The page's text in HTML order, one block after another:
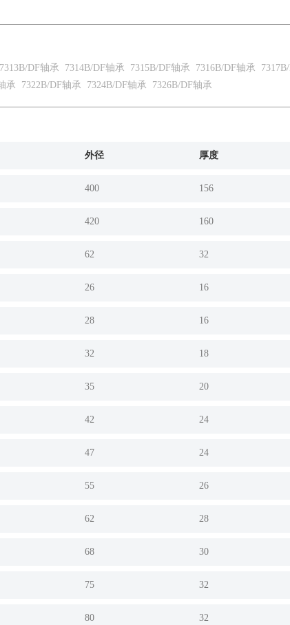
7313B/DF轴承 7314B/DF轴承 7315B/DF轴承 7316B/DF轴承
承 7322B/DF轴承 7324B/DF轴承 7326B/DF轴承
外径 厚度
400 156
420 160
62 32
26 16
28 16
32 18
35 20
42 24
47 24
55 26
62 28
68 30
75 32
80 32